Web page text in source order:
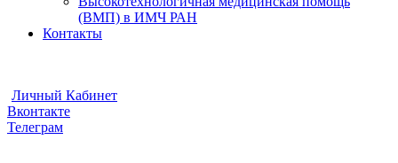
(ВМП) в ИМЧ РАН
Контакты
Личный Кабинет
Вконтакте
Телеграм